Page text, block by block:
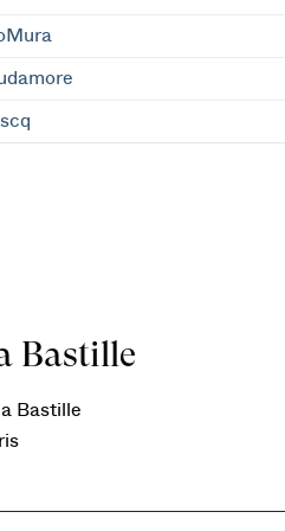
Bastille
Bastille